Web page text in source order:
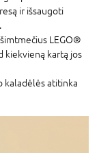
ir išsaugoti
LEGO®
kiekvieną kartą jos
kaladėlės atitinka